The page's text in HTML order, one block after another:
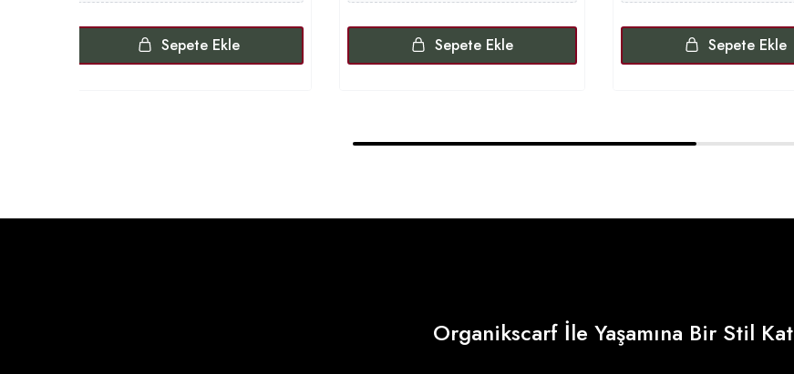
Sepete Ekle Sepete Ekle Sepete Ekle
Organikscarf İle Yaşamına Bir Stil Kat